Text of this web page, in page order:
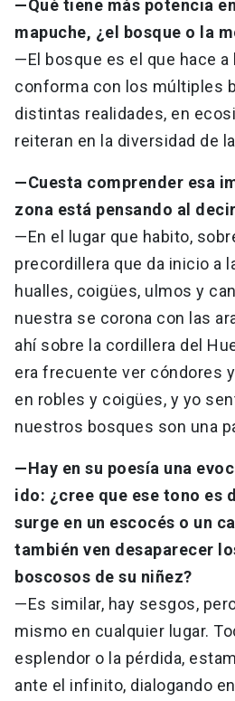
—Qué tiene más potencia
mapuche, ¿el bosque o la
—El bosque es el que hace a
conforma con los múltiples
distintas realidades, en
reiteran en la diversidad de
—Cuesta comprender esa
zona está pensando al
—En el lugar que habito,
precordillera que da inicio a
hualles, coigües, ulmos y
nuestra se corona con las
ahí sobre la cordillera del
era frecuente ver cóndores
en robles y coigües, y yo
nuestros bosques son una
—Hay en su poesía una
ido: ¿cree que ese tono es
surge en un escocés o un
también ven desaparecer
boscosos de su niñez?
—Es similar, hay sesgos,
mismo en cualquier lugar.
esplendor o la pérdida,
ante el infinito, dialogando